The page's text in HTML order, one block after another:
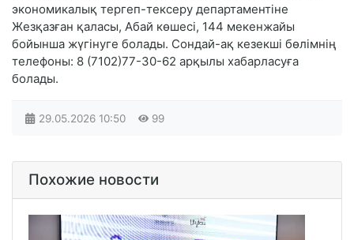
экономикалық тергеп-тексеру департаментіне
Жезқазған қаласы, Абай көшесі, 144 мекенжайы
бойынша жүгінуге болады. Сондай-ақ кезекші бөлімнің
телефоны: 8 (7102)77-30-62 арқылы хабарласуға
болады.
29.05.2026 10:50 99
Похожие новости